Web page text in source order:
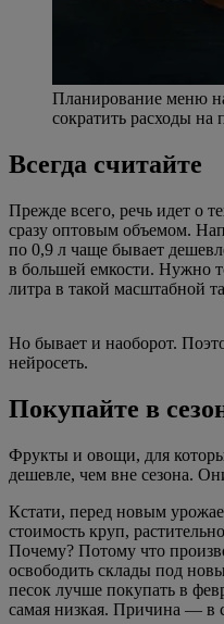
Планирование меню
сократить расходы на
Всегда считайте
Прежде всего, речь идет о
сразу оптовым объемом.
по 0,9 л чаще бывает
в большей емкости. Нужно
литра в такой масштабной
Но бывает и наоборот.
нейросеть.
Покупайте в
Фрукты и овощи, для
дешевле, чем вне сезона.
Кстати, перед новым
стоимость круп,
Почему? Потому что
освободить склады под
песок лучше покупать в
самая низкая. Причина — в